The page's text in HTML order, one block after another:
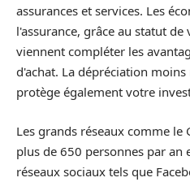
assurances et services. Les
l'assurance, grâce au statut de
viennent compléter les
d'achat. La dépréciation
protège également votre
Les grands réseaux comme
plus de 650 personnes par an
réseaux sociaux tels que